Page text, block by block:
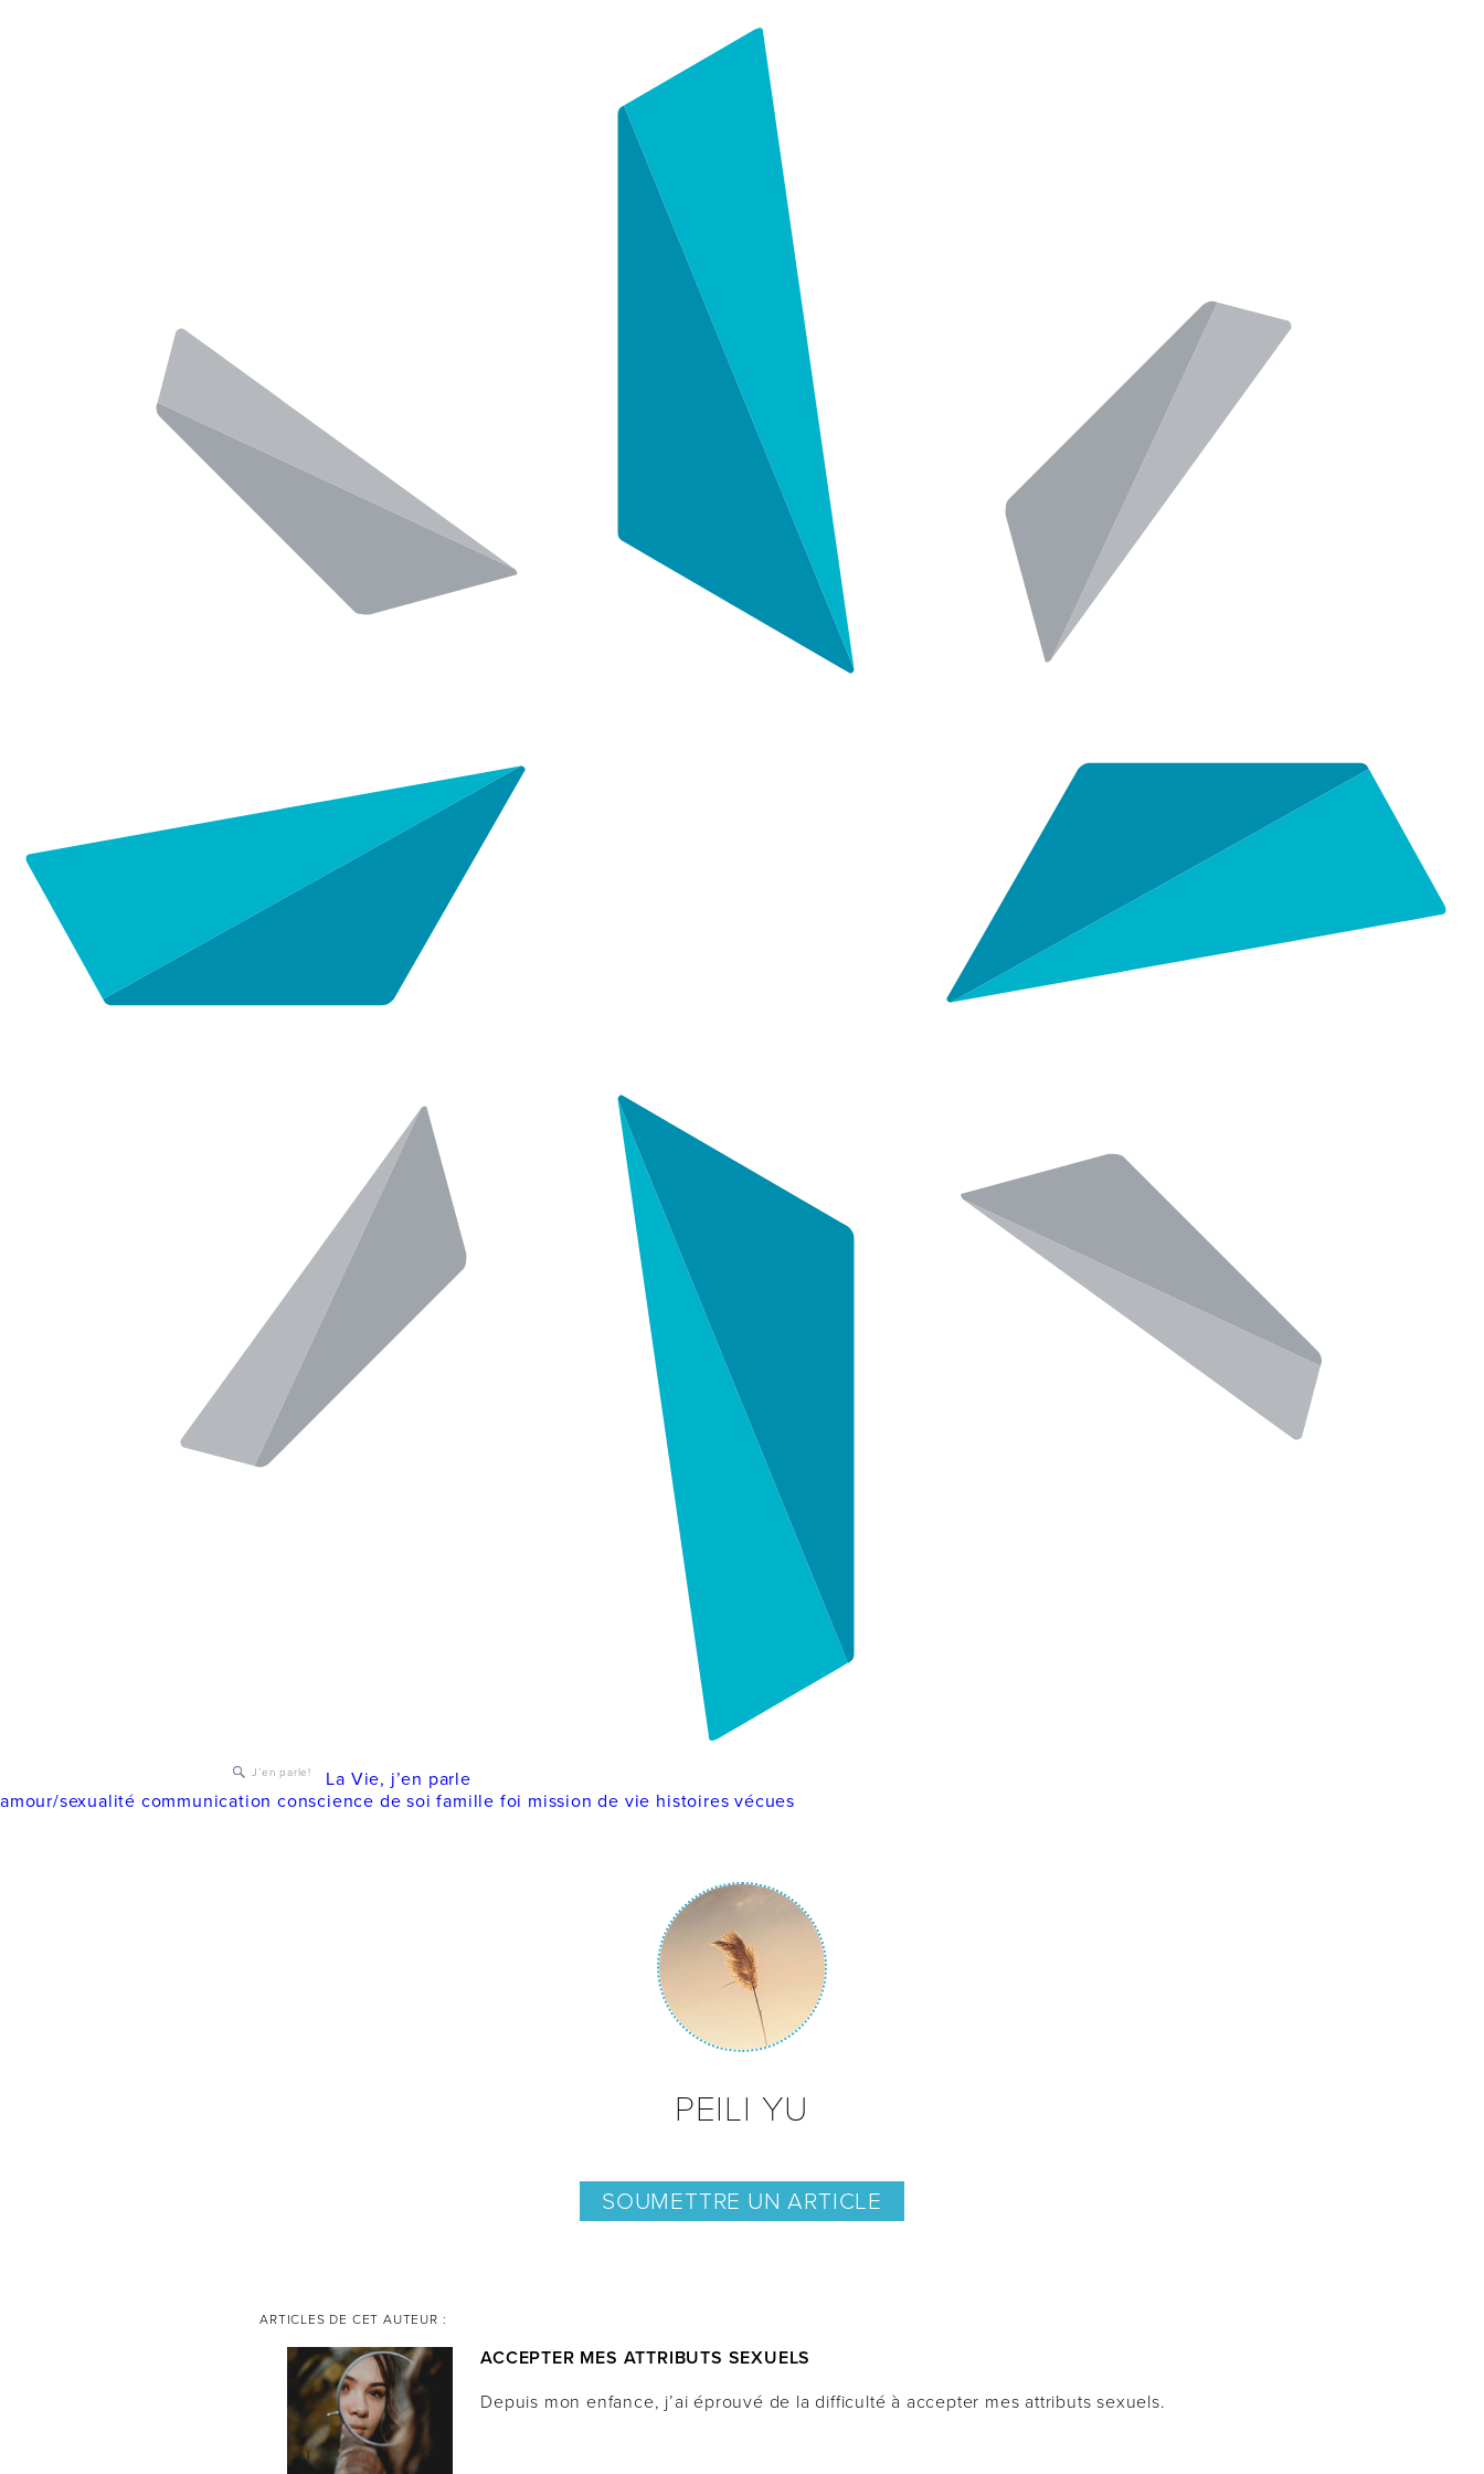
La Vie, j’en parle
J’en parle!
amour/sexualité communication conscience de soi famille foi mission de vie histoires vécues
PEILI YU
SOUMETTRE UN ARTICLE
ARTICLES DE CET AUTEUR :
ACCEPTER MES ATTRIBUTS SEXUELS
Depuis mon enfance, j’ai éprouvé de la difficulté à accepter mes attributs sexuels.